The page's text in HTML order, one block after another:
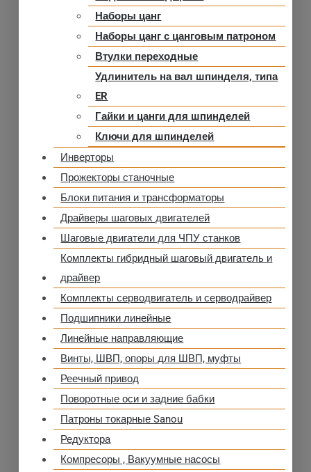
Наборы цанг
Наборы цанг с цанговым патроном
Втулки переходные
Удлинитель на вал шпинделя, типа
ER
Гайки и цанги для шпинделей
Ключи для шпинделей
Инверторы
Прожекторы станочные
Блоки питания и трансформаторы
Драйверы шаговых двигателей
Шаговые двигатели для ЧПУ станков
Комплекты гибридный шаговый двигатель и
драйвер
Комплекты серводвигатель и серводрайвер
Подшипники линейные
Линейные направляющие
Винты, ШВП, опоры для ШВП, муфты
Реечный привод
Поворотные оси и задние бабки
Патроны токарные Sanou
Редуктора
Компресоры , Вакуумные насосы